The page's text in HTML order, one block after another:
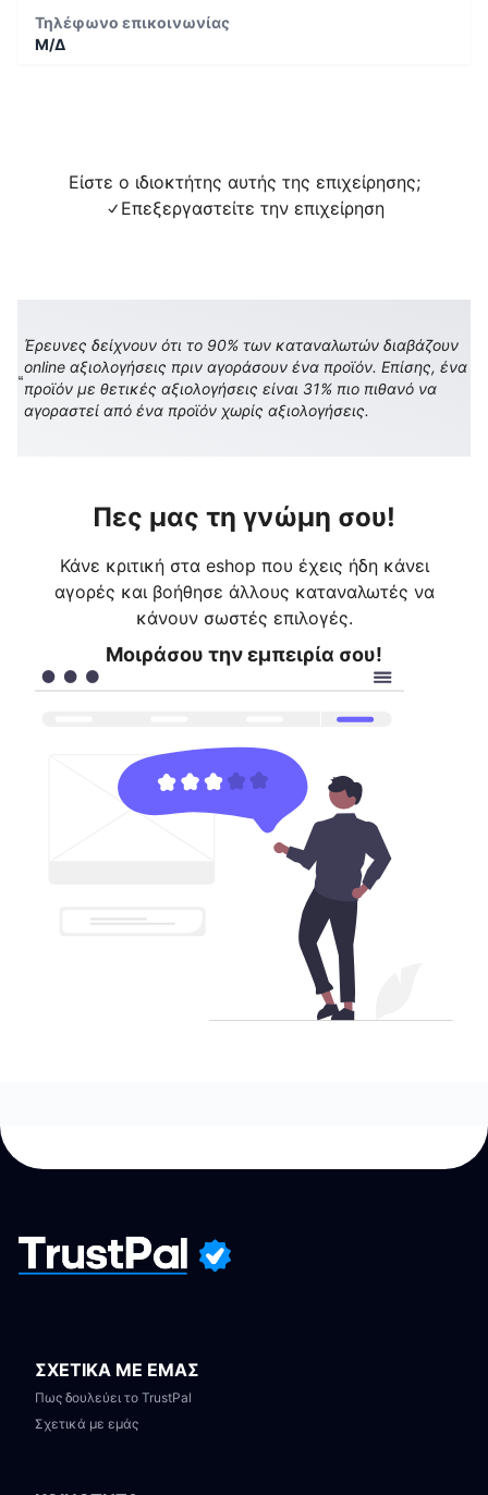
Τηλέφωνο επικοινωνίας
Μ/Δ
Είστε ο ιδιοκτήτης αυτής της επιχείρησης;
Επεξεργαστείτε την επιχείρηση
Έρευνες δείχνουν ότι το 90% των καταναλωτών διαβάζουν
online αξιολογήσεις πριν αγοράσουν ένα προϊόν. Επίσης, ένα
προϊόν με θετικές αξιολογήσεις είναι 31% πιο πιθανό να
αγοραστεί από ένα προϊόν χωρίς αξιολογήσεις.
Πες μας τη γνώμη σου!
Κάνε κριτική στα eshop που έχεις ήδη κάνει
αγορές και βοήθησε άλλους καταναλωτές να
κάνουν σωστές επιλογές.
Μοιράσου την εμπειρία σου!
ΣΧΕΤΙΚΑ ΜΕ ΕΜΑΣ
Πως δουλεύει το TrustPal
Σχετικά με εμάς